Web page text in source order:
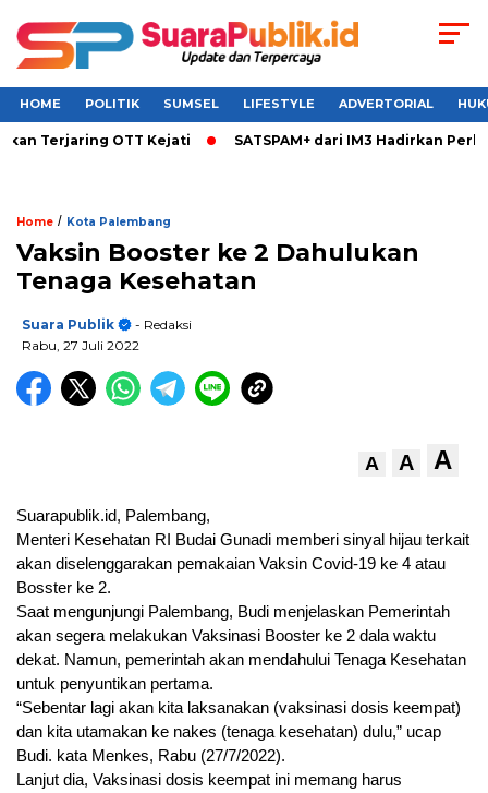
HOME POLITIK SUMSEL LIFESTYLE ADVERTORIAL
OTT Kejati SATSPAM+ dari IM3 Hadirkan
Home / Kota Palembang
Vaksin Booster ke 2 Dahulukan
Tenaga Kesehatan
Suara Publik
- Redaksi
Rabu, 27 Juli 2022
A A A
Suarapublik.id, Palembang,
Menteri Kesehatan RI Budai Gunadi memberi sinyal hijau terkait
akan diselenggarakan pemakaian Vaksin Covid-19 ke 4 atau
Bosster ke 2.
Saat mengunjungi Palembang, Budi menjelaskan Pemerintah
akan segera melakukan Vaksinasi Booster ke 2 dala waktu
dekat. Namun, pemerintah akan mendahului Tenaga Kesehatan
untuk penyuntikan pertama.
“Sebentar lagi akan kita laksanakan (vaksinasi dosis keempat)
dan kita utamakan ke nakes (tenaga kesehatan) dulu,” ucap
Budi. kata Menkes, Rabu (27/7/2022).
Lanjut dia, Vaksinasi dosis keempat ini memang harus